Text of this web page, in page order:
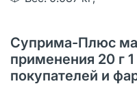
Суприма-Плюс
применения 20 г
покупателей и